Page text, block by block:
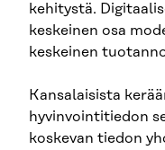
kehitystä.
keskeinen osa
keskeinen
Kansalaisista
hyvinvointitiedon
koskevan tiedon